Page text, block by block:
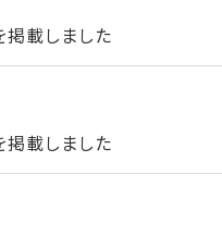
載しました
載しました